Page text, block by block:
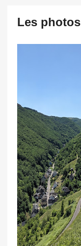
Les photos